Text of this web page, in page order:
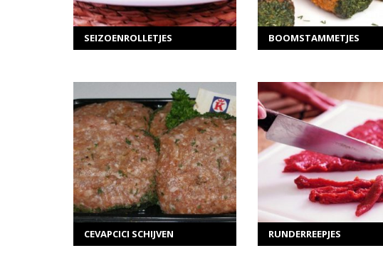
SEIZOENROLLETJES BOOMSTAMMETJES
MEER INFORMATIE
Selecteer opties
CEVAPCICI SCHIJVEN
MEER INFORMATIE
Selecteer opties
RUNDERREEPJES